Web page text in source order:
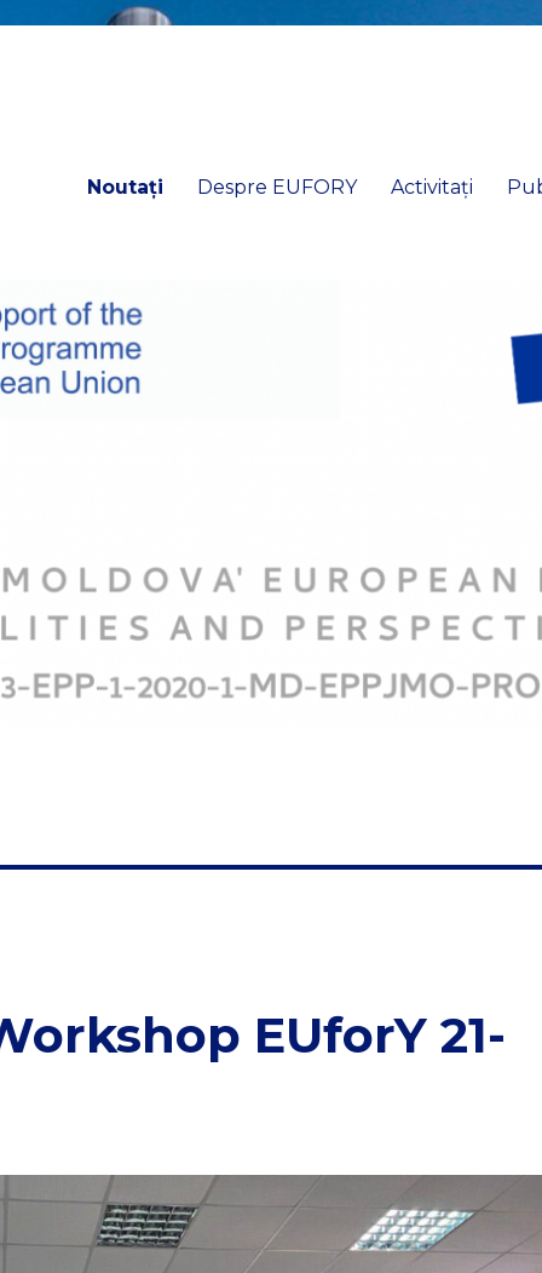
Noutați Despre EUFORY Activitați
EUforY 21-